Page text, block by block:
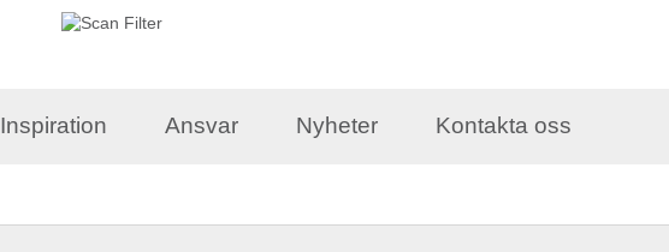
Inspiration Ansvar Nyheter Kontakta oss